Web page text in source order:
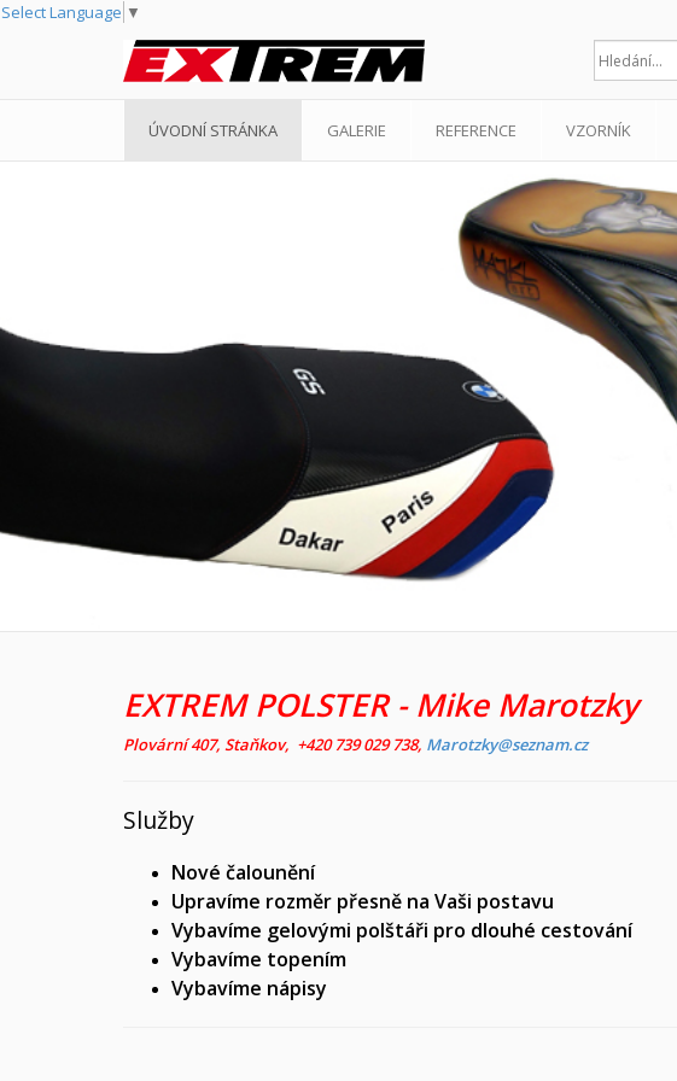
Select Language ▼
ÚVODNÍ STRÁNKA GALERIE REFERENCE VZORNÍK
EXTREM POLSTER - Mike Marotzky
Plovární 407, Staňkov, +420 739 029 738, Marotzky@seznam.cz
Služby
Nové čalounění
Upravíme rozměr přesně na Vaši postavu
Vybavíme gelovými polštáři pro dlouhé cestování
Vybavíme topením
Vybavíme nápisy